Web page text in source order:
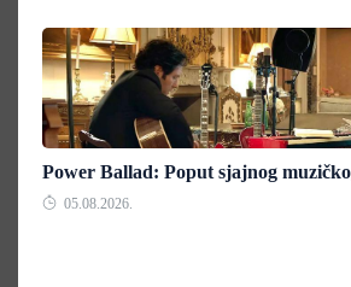
Power Ballad: Poput sjajnog
05.08.2026.